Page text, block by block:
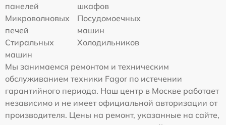
панелей
шкафов
Микроволновых
печей
Посудомоечных
машин
Стиральных
машин
Холодильников
Мы занимаемся ремонтом и техническим
обслуживанием техники Fagor по истечении
гарантийного периода. Наш центр в Москве работает
независимо и не имеет официальной авторизации от
производителя. Цены на ремонт, указанные на сайте,